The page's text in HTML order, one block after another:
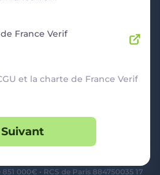
000€ • RCS de Paris 884750035 17
de France Verif
et la charte de France Verif
Suivant